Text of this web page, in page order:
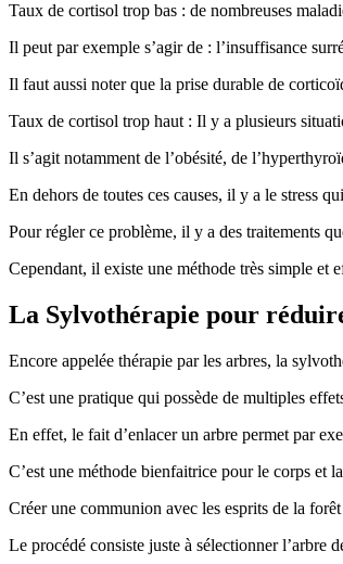
Taux de cortisol trop bas : de nombreuses
Il peut par exemple s’agir de : l’insuffisance
Il faut aussi noter que la prise durable de
Taux de cortisol trop haut : Il y a plusieurs
Il s’agit notamment de l’obésité, de
En dehors de toutes ces causes, il y a le stress
Pour régler ce problème, il y a des traitements
Cependant, il existe une méthode très simple
La Sylvothérapie pour
Encore appelée thérapie par les arbres, la
C’est une pratique qui possède de multiples
En effet, le fait d’enlacer un arbre permet par
C’est une méthode bienfaitrice pour le corps et
Créer une communion avec les esprits de la
Le procédé consiste juste à sélectionner l’arbre